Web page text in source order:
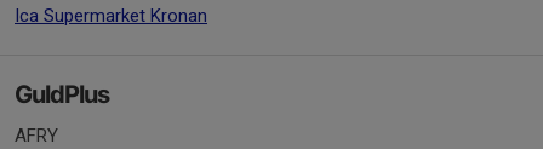
Ica Supermarket Kronan
GuldPlus
AFRY